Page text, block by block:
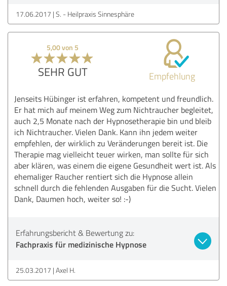
17.06.2017 S. - Heilpraxis Sinnesphäre
5,00 von 5
SEHR GUT Empfehlung
Jenseits Hübinger ist erfahren, kompetent und freundlich.
Er hat mich auf meinem Weg zum Nichtraucher begleitet,
auch 2,5 Monate nach der Hypnosetherapie bin und bleib
ich Nichtraucher. Vielen Dank. Kann ihn jedem weiter
empfehlen, der wirklich zu Veränderungen bereit ist. Die
Therapie mag vielleicht teuer wirken, man sollte für sich
aber klären, was einem die eigene Gesundheit wert ist. Als
ehemaliger Raucher rentiert sich die Hypnose allein
schnell durch die fehlenden Ausgaben für die Sucht. Vielen
Dank, Daumen hoch, weiter so! :-)
Erfahrungsbericht & Bewertung zu:
Fachpraxis für medizinische Hypnose
25.03.2017 Axel H.